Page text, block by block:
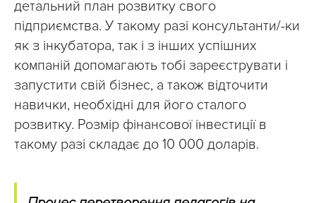
детальний план розвитку свого
підприємства. У такому разі консультанти/-ки
як з інкубатора, так і з інших успішних
компаній допомагають тобі зареєструвати і
запустити свій бізнес, а також відточити
навички, необхідні для його сталого
розвитку. Розмір фінансової інвестиції в
такому разі складає до 10 000 доларів.